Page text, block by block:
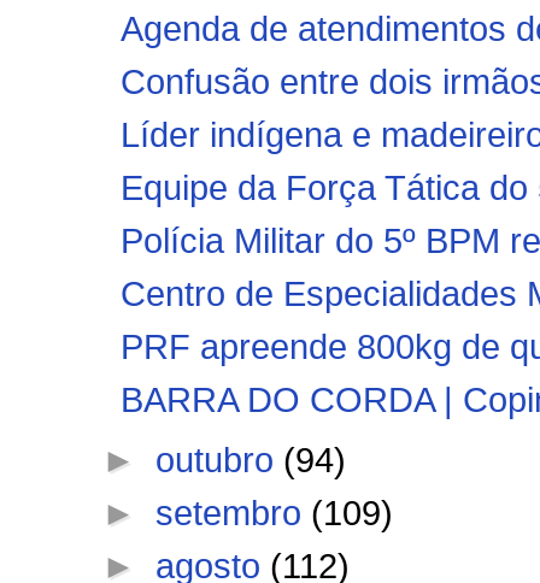
Agenda de atendimentos
Confusão entre dois
Líder indígena e
Equipe da Força Tática
Polícia Militar do 5º BPM
Centro de Especialidades
PRF apreende 800kg de
BARRA DO CORDA |
► outubro (94)
► setembro (109)
► agosto (112)